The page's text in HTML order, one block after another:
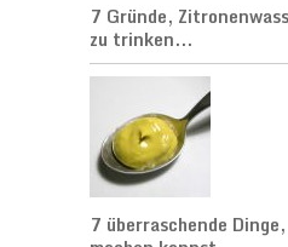
7 Gründe,
zu trinken...
7 überraschende